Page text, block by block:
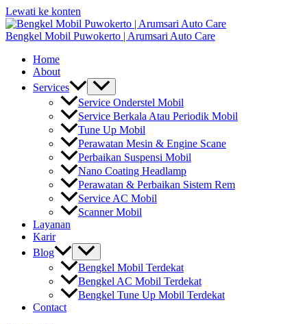
Lewati ke konten
Bengkel Mobil Puwokerto | Arumsari Auto Care
Home
About
Services
Service Onderstel Mobil
Service Berkala Atau Periodik Mobil
Tune Up Mobil
Perawatan Mesin & Engine Scane
Perbaikan Suspensi Mobil
Nano Coating Headlamp
Perawatan & Perbaikan Sistem Rem
Service AC Mobil
Scanner Mobil
Layanan
Karir
Blog
Bengkel Mobil Terdekat
Bengkel AC Mobil Terdekat
Bengkel Tune Up Mobil Terdekat
Contact